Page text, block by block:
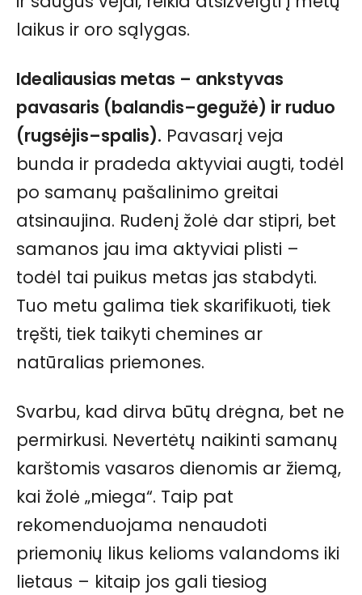
laikus ir oro sąlygas.
Idealiausias metas – ankstyvas
pavasaris (balandis–gegužė) ir ruduo
(rugsėjis–spalis). Pavasarį veja
bunda ir pradeda aktyviai augti, todėl
po samanų pašalinimo greitai
atsinaujina. Rudenį žolė dar stipri, bet
samanos jau ima aktyviai plisti –
todėl tai puikus metas jas stabdyti.
Tuo metu galima tiek skarifikuoti, tiek
tręšti, tiek taikyti chemines ar
natūralias priemones.
Svarbu, kad dirva būtų drėgna, bet ne
permirkusi. Nevertėtų naikinti samanų
karštomis vasaros dienomis ar žiemą,
kai žolė „miega“. Taip pat
rekomenduojama nenaudoti
priemonių likus kelioms valandoms iki
lietaus – kitaip jos gali tiesiog